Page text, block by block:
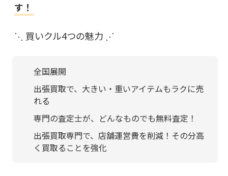
す！
⋱ 買いクル4つの魅力 ⋰
全国展開
出張買取で、大きい・重いアイテムもラクに売
れる
専門の査定士が、どんなものでも無料査定！
出張買取専門で、店舗運営費を削減！その分高
く買取ることを強化